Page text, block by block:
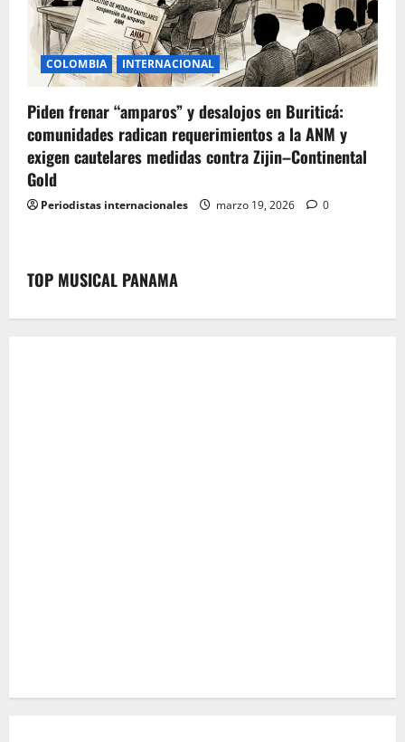
COLOMBIA INTERNACIONAL
Piden frenar “amparos” y desalojos en Buriticá:
comunidades radican requerimientos a la ANM y
exigen cautelares medidas contra Zijin–Continental
Gold
Periodistas internacionales marzo 19, 2026 0
TOP MUSICAL PANAMA